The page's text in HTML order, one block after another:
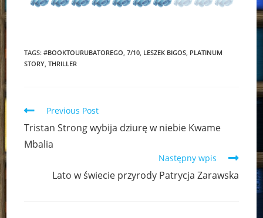
TAGS:#BOOKTOURUBATOREGO 7/10 LESZEK BIGOS PLATINUM
STORY THRILLER
Read
articles
Previous Post
Tristan Strong wybija dziurę w niebie Kwame
Mbalia
Następny wpis
Lato w świecie przyrody Patrycja Zarawska